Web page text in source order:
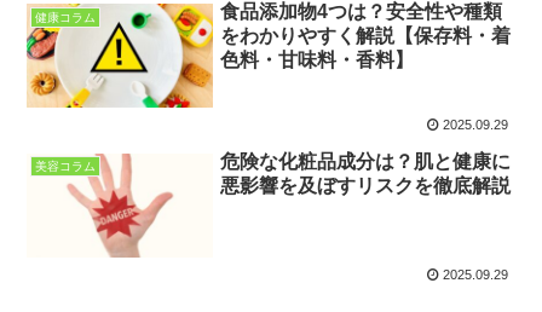
健康コラム
食品添加物4つは？安全性や種類
をわかりやすく解説【保存料・着
色料・甘味料・香料】
2025.09.29
美容コラム
危険な化粧品成分は？肌と健康に
悪影響を及ぼすリスクを徹底解説
2025.09.29